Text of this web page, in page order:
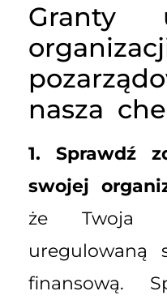
Granty
nasza
1. Sprawdź
swojej
że Twoja
uregulowaną
finansową.